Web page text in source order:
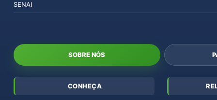
SENAI
SOBRE NÓS
CONHEÇA